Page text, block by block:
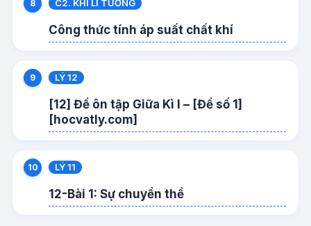
C2. KHÍ LÍ TƯỞNG
Công thức tính áp suất chất khí
LÝ 12
[12] Đề ôn tập Giữa Kì I – [Đề số 1]
[hocvatly.com]
LÝ 11
12-Bài 1: Sự chuyển thể